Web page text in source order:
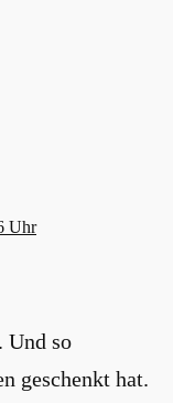
Uhr
Und so
geschenkt hat.